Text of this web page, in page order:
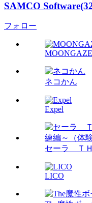
SAMCO
フォロー
ネコかん
Expel
セーラ Ｔ
LICO